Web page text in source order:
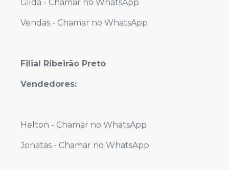
Gilda - Chamar no WhatsApp
Vendas - Chamar no WhatsApp
Filial Ribeirão Preto
Vendedores:
Helton - Chamar no WhatsApp
Jonatas - Chamar no WhatsApp